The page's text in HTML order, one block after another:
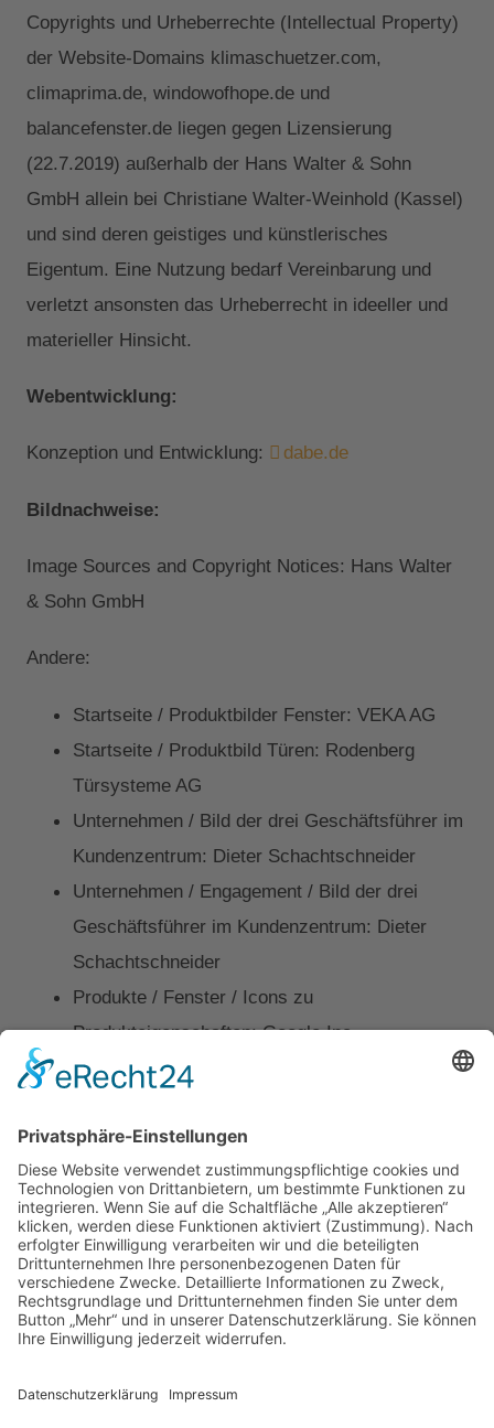
Copyrights und Urheberrechte (Intellectual Property)
der Website-Domains klimaschuetzer.com,
climaprima.de, windowofhope.de und
balancefenster.de liegen gegen Lizensierung
(22.7.2019) außerhalb der Hans Walter & Sohn
GmbH allein bei Christiane Walter-Weinhold (Kassel)
und sind deren geistiges und künstlerisches
Eigentum. Eine Nutzung bedarf Vereinbarung und
verletzt ansonsten das Urheberrecht in ideeller und
materieller Hinsicht.
Webentwicklung:
Konzeption und Entwicklung: dabe.de
Bildnachweise:
Image Sources and Copyright Notices: Hans Walter
& Sohn GmbH
Andere:
Startseite / Produktbilder Fenster: VEKA AG
Startseite / Produktbild Türen: Rodenberg
Türsysteme AG
Unternehmen / Bild der drei Geschäftsführer im
Kundenzentrum: Dieter Schachtschneider
Unternehmen / Engagement / Bild der drei
Geschäftsführer im Kundenzentrum: Dieter
Schachtschneider
Produkte / Fenster / Icons zu
Produkteigenschaften: Google Inc.
Produkte / Fenster / Profilschnitt Fenster:
Produkte / Haustüren / Beispielhaustür Teaser:
Rodenberg Türsysteme AG
Kontakt Impressum Datenschutz
Walter Fenster + Türen
34132 Kassel
Telefon: 0561 94099-0